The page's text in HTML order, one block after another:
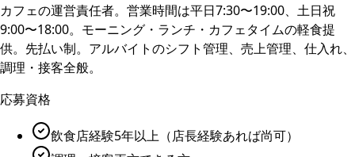
カフェの運営責任者。営業時間は平日7:30〜19:00、土日祝
9:00〜18:00。モーニング・ランチ・カフェタイムの軽食提
供。先払い制。アルバイトのシフト管理、売上管理、仕入れ、
調理・接客全般。
応募資格
飲食店経験5年以上（店長経験あれば尚可）